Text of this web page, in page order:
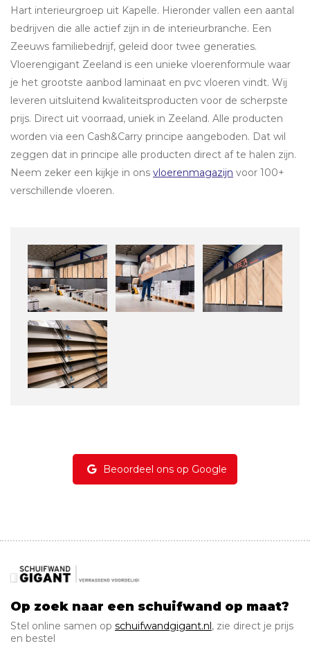
Hart interieurgroep uit Kapelle. Hieronder vallen een aantal
bedrijven die alle actief zijn in de interieurbranche. Een
Zeeuws familiebedrijf, geleid door twee generaties.
Vloerengigant Zeeland is een unieke vloerenformule waar
je het grootste aanbod laminaat en pvc vloeren vindt. Wij
leveren uitsluitend kwaliteitsproducten voor de scherpste
prijs. Direct uit voorraad, uniek in Zeeland. Alle producten
worden via een Cash&Carry principe aangeboden. Dat wil
zeggen dat in principe alle producten direct af te halen zijn.
Neem zeker een kijkje in ons vloerenmagazijn voor 100+
verschillende vloeren.
Beoordeel ons op Google
Op zoek naar een schuifwand op maat?
Stel online samen op schuifwandgigant.nl , zie direct je prijs
en bestel